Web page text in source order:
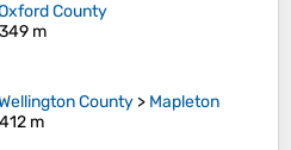
County
m
County > Mapleton
m